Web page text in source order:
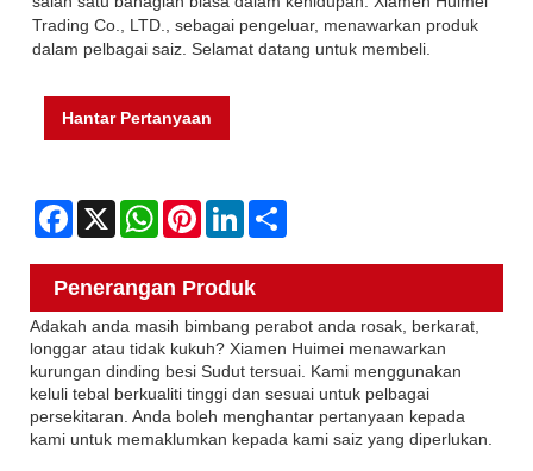
Trading Co., LTD., sebagai pengeluar, menawarkan produk
dalam pelbagai saiz. Selamat datang untuk membeli.
Hantar Pertanyaan
Facebook
X WhatsAppPinterestLinkedIn
Penerangan Produk
Adakah anda masih bimbang perabot anda rosak, berkarat,
longgar atau tidak kukuh? Xiamen Huimei menawarkan
kurungan dinding besi Sudut tersuai. Kami menggunakan
keluli tebal berkualiti tinggi dan sesuai untuk pelbagai
persekitaran. Anda boleh menghantar pertanyaan kepada
kami untuk memaklumkan kepada kami saiz yang diperlukan.